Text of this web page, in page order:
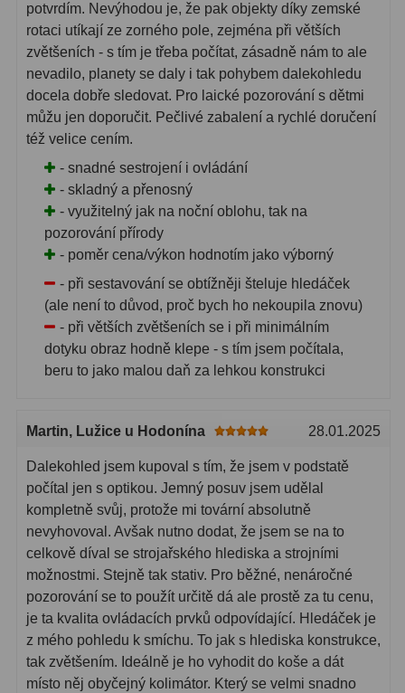
potvrdím. Nevýhodou je, že pak objekty díky zemské
rotaci utíkají ze zorného pole, zejména při větších
zvětšeních - s tím je třeba počítat, zásadně nám to ale
nevadilo, planety se daly i tak pohybem dalekohledu
docela dobře sledovat. Pro laické pozorování s dětmi
můžu jen doporučit. Pečlivé zabalení a rychlé doručení
též velice cením.
- snadné sestrojení i ovládání
- skladný a přenosný
- využitelný jak na noční oblohu, tak na
pozorování přírody
- poměr cena/výkon hodnotím jako výborný
- při sestavování se obtížněji šteluje hledáček
(ale není to důvod, proč bych ho nekoupila znovu)
- při větších zvětšeních se i při minimálním
dotyku obraz hodně klepe - s tím jsem počítala,
beru to jako malou daň za lehkou konstrukci
Martin, Lužice u Hodonína 28.01.2025
Dalekohled jsem kupoval s tím, že jsem v podstatě
počítal jen s optikou. Jemný posuv jsem udělal
kompletně svůj, protože mi tovární absolutně
nevyhovoval. Avšak nutno dodat, že jsem se na to
celkově díval se strojařského hlediska a strojními
možnostmi. Stejně tak stativ. Pro běžné, nenáročné
pozorování se to použít určitě dá ale prostě za tu cenu,
je ta kvalita ovládacích prvků odpovídající. Hledáček je
z mého pohledu k smíchu. To jak s hlediska konstrukce,
tak zvětšením. Ideálně je ho vyhodit do koše a dát
místo něj obyčejný kolimátor. Který se velmi snadno